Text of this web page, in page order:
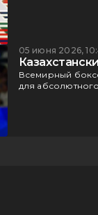
05 июня 2026,
Всемирный
для